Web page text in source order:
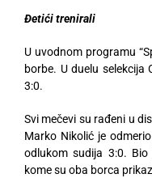
Đetići trenirali
U uvodnom programu
borbe. U duelu selekcija
3:0.
Svi mečevi su rađeni u
Marko Nikolić je
odlukom sudija 3:0.
kome su oba borca